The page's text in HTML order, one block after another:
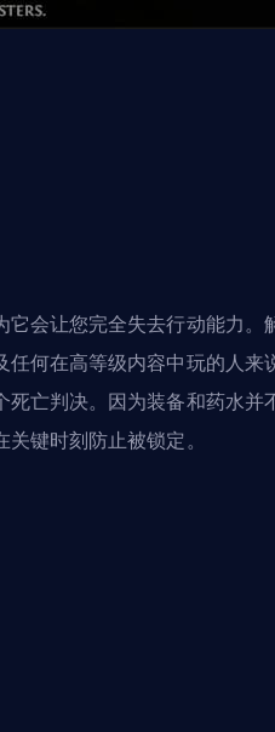
会让您完全失去行动能力。
何在高等级内容中玩的人来
亡判决。因为装备和药水并
键时刻防止被锁定。